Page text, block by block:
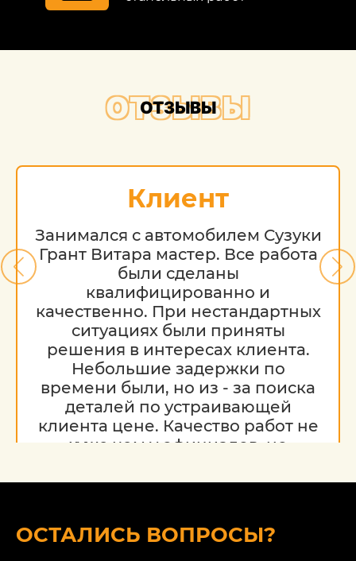
ОТЗЫВЫ
ОТЗЫВЫ
Клиент
Занимался с автомобилем Сузуки
Грант Витара мастер. Все работа
были сделаны
квалифицированно и
качественно. При нестандартных
ситуациях были приняты
решения в интересах клиента.
Небольшие задержки по
времени были, но из - за поиска
деталей по устраивающей
клиента цене. Качество работ не
хуже чем у официалов, но
работу, надеюсь на дальнейшее
ОСТАЛИСЬ ВОПРОСЫ?